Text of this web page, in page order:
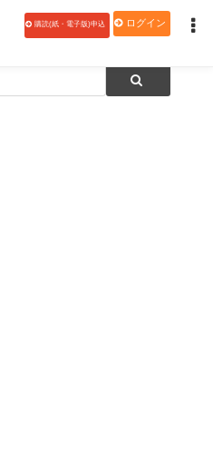
購読(紙・電子版)申込 ログイン